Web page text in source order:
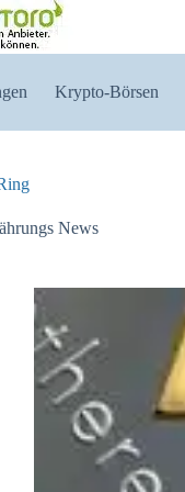
Krypto-Börsen
News